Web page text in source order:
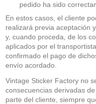
pedido ha sido
En estos casos, el cliente
realizará previa aceptación
y, cuando proceda, de los
aplicados por el
confirmado el pago de
envío acordado.
Vintage Sticker Factory no
consecuencias derivadas
parte del cliente, siempre